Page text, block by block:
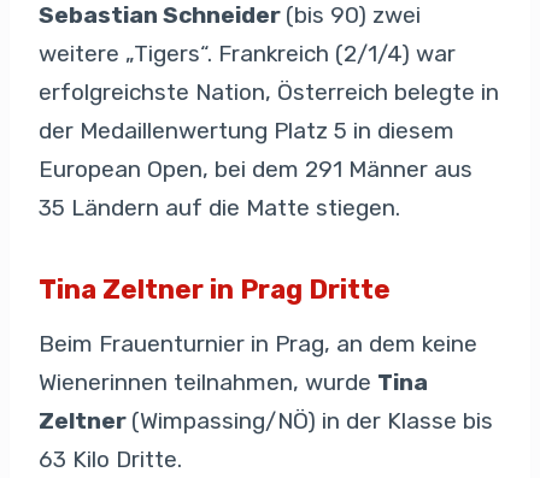
Sebastian Schneider (bis 90) zwei
weitere „Tigers“. Frankreich (2/1/4) war
erfolgreichste Nation, Österreich belegte in
der Medaillenwertung Platz 5 in diesem
European Open, bei dem 291 Männer aus
35 Ländern auf die Matte stiegen.
Tina Zeltner in Prag Dritte
Beim Frauenturnier in Prag, an dem keine
Wienerinnen teilnahmen, wurde Tina
Zeltner (Wimpassing/NÖ) in der Klasse bis
63 Kilo Dritte.